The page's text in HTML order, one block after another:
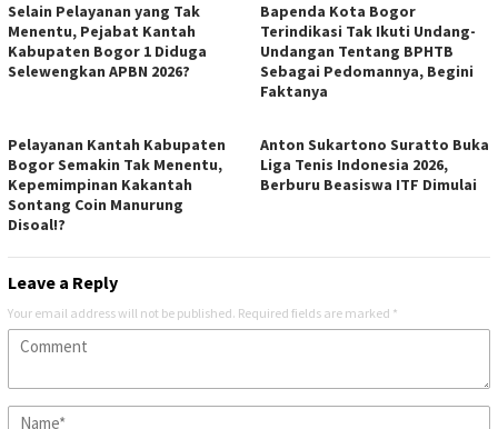
Selain Pelayanan yang Tak
Menentu, Pejabat Kantah
Kabupaten Bogor 1 Diduga
Selewengkan APBN 2026?
Bapenda Kota Bogor
Terindikasi Tak Ikuti Undang-
Undangan Tentang BPHTB
Sebagai Pedomannya, Begini
Faktanya
Pelayanan Kantah Kabupaten
Bogor Semakin Tak Menentu,
Kepemimpinan Kakantah
Sontang Coin Manurung
Disoal!?
Anton Sukartono Suratto Buka
Liga Tenis Indonesia 2026,
Berburu Beasiswa ITF Dimulai
Leave a Reply
Your email address will not be published. Required fields are marked *